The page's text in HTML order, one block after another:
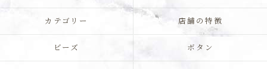
カテゴリー 店舗の特徴
ビーズ ボタン